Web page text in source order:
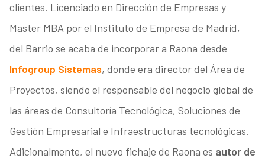
clientes. Licenciado en Dirección de Empresas y
Master MBA por el Instituto de Empresa de Madrid,
del Barrio se acaba de incorporar a Raona desde
Infogroup Sistemas, donde era director del Área de
Proyectos, siendo el responsable del negocio global de
las áreas de Consultoría Tecnológica, Soluciones de
Gestión Empresarial e Infraestructuras tecnológicas.
Adicionalmente, el nuevo fichaje de Raona es autor de